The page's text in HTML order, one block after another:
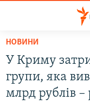
Перейти
основного
матеріалу
Перейти
до
ВОДА.КРИМ
ВІДЕО ТА ФОТО
НОВИНИ
У Криму
групи, яка
млрд рублів –